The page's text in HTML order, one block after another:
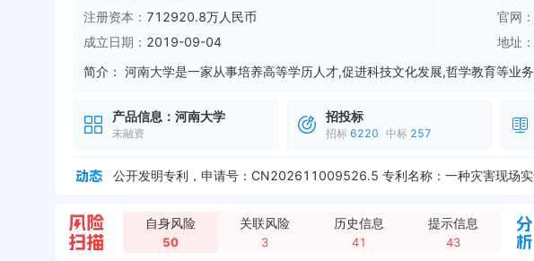
注册资本： 712920.8万人民币
成立日期： 2019-09-04
官网：
地址：
简介：
产品信息： 河南大学
未融资
招投标
招标 6220 中标 257
自身风险
50
关联风险
3
历史信息
41
提示信息
43